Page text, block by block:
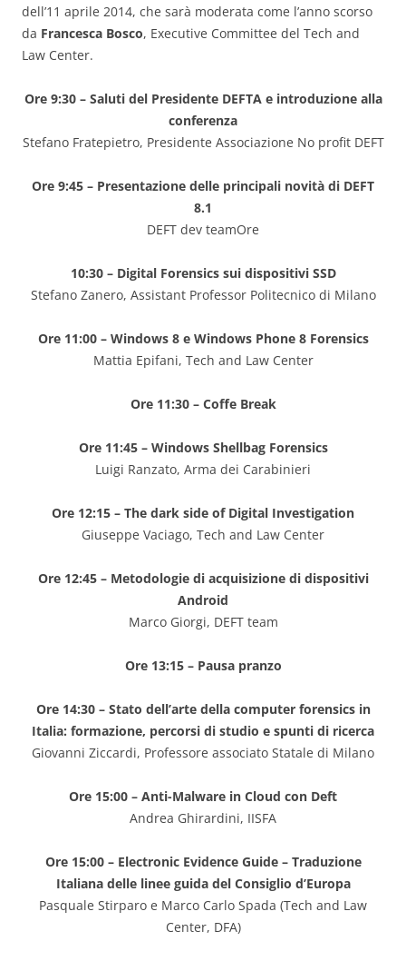
dell’11 aprile 2014, che sarà moderata come l’anno scorso
da Francesca Bosco, Executive Committee del Tech and
Law Center.
Ore 9:30 – Saluti del Presidente DEFTA e introduzione alla
conferenza
Stefano Fratepietro, Presidente Associazione No profit DEFT
Ore 9:45 – Presentazione delle principali novità di DEFT
8.1
DEFT dev teamOre
10:30 – Digital Forensics sui dispositivi SSD
Stefano Zanero, Assistant Professor Politecnico di Milano
Ore 11:00 – Windows 8 e Windows Phone 8 Forensics
Mattia Epifani, Tech and Law Center
Ore 11:30 – Coffe Break
Ore 11:45 – Windows Shellbag Forensics
Luigi Ranzato, Arma dei Carabinieri
Ore 12:15 – The dark side of Digital Investigation
Giuseppe Vaciago, Tech and Law Center
Ore 12:45 – Metodologie di acquisizione di dispositivi
Android
Marco Giorgi, DEFT team
Ore 13:15 – Pausa pranzo
Ore 14:30 – Stato dell’arte della computer forensics in
Italia: formazione, percorsi di studio e spunti di ricerca
Giovanni Ziccardi, Professore associato Statale di Milano
Ore 15:00 – Anti-Malware in Cloud con Deft
Andrea Ghirardini, IISFA
Ore 15:00 – Electronic Evidence Guide – Traduzione
Italiana delle linee guida del Consiglio d’Europa
Pasquale Stirparo e Marco Carlo Spada (Tech and Law
Center, DFA)